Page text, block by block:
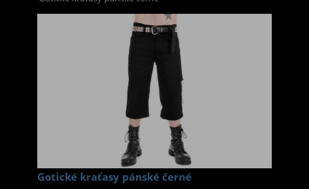
Gotické kraťasy pánské černé